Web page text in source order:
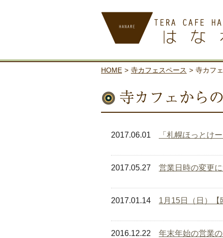
寺カフェ はな
HOME > 寺カフェスペース > 寺カフ
2017.06.01 「札幌ほっとけ
2017.05.27 営業日時の変更
2017.01.14 1月15日（日）【
2016.12.22 年末年始の営業